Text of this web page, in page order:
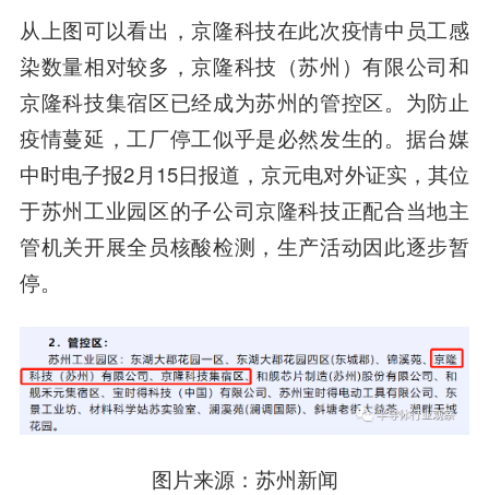
从上图可以看出，京隆科技在此次疫情中员工感
染数量相对较多，京隆科技（苏州）有限公司和
京隆科技集宿区已经成为苏州的管控区。为防止
疫情蔓延，工厂停工似乎是必然发生的。据台媒
中时电子报2月15日报道，京元电对外证实，其位
于苏州工业园区的子公司京隆科技正配合当地主
管机关开展全员核酸检测，生产活动因此逐步暂
停。
图片来源：苏州新闻